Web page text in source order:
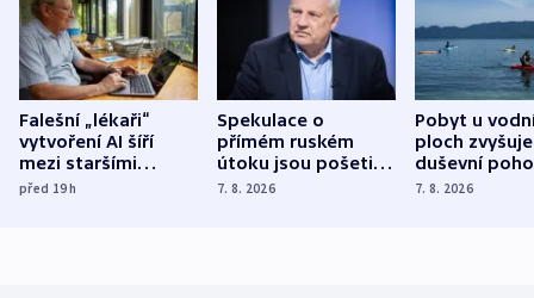
Falešní „lékaři“
vytvoření AI šíří
mezi staršími
Poláky nebezpečné
před 19h
Spekulace o
přímém ruském
útoku jsou pošetilé,
míní estonský
7. 8. 2026
Pobyt u
ploch zvyšuje
duševní
ukázala
7. 8. 2026